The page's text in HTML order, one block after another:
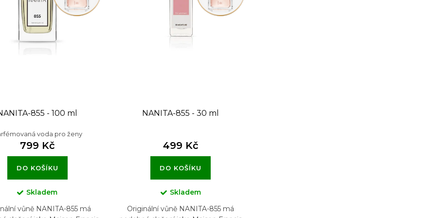
855 - 100 ml
voda pro ženy
799 Kč
DO KOŠÍKU
Skladem
vůně NANITA-855 má
NANITA-855 - 30 ml
499 Kč
DO KOŠÍKU
Skladem
Originální vůně NANITA-855 má